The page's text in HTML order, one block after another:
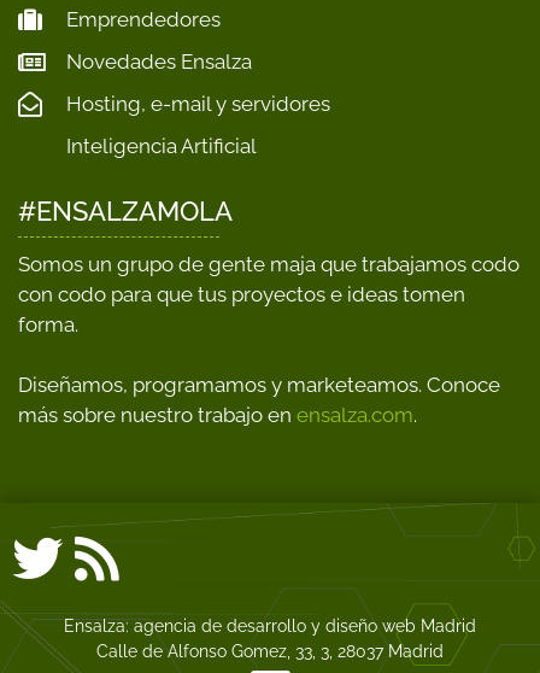
Emprendedores
Novedades Ensalza
Hosting, e-mail y servidores
Inteligencia Artificial
#ENSALZAMOLA
Somos un grupo de gente maja que trabajamos codo
con codo para que tus proyectos e ideas tomen
forma.
Diseñamos, programamos y marketeamos. Conoce
más sobre nuestro trabajo en ensalza.com.
Ensalza: agencia de desarrollo y diseño web Madrid
Calle de Alfonso Gomez, 33, 3, 28037 Madrid